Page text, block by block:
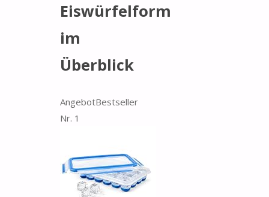
Eiswürfelform
im
Überblick
AngebotBestseller
Nr. 1